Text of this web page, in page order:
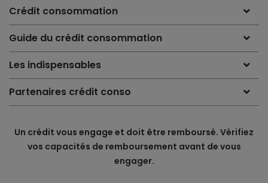
Crédit consommation
Guide du crédit consommation
Les indispensables
Partenaires crédit conso
Un crédit vous engage et doit être remboursé. Vérifiez
vos capacités de remboursement avant de vous
engager.